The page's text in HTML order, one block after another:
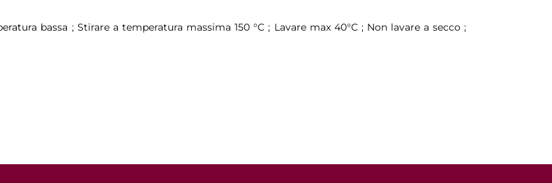
bassa ; Stirare a temperatura massima 150 °C ; Lavare max 40°C ; Non lavare a secco ;